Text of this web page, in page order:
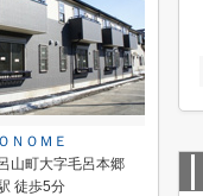
ＮＯＭＥ
山町大字毛呂本郷
徒歩5分